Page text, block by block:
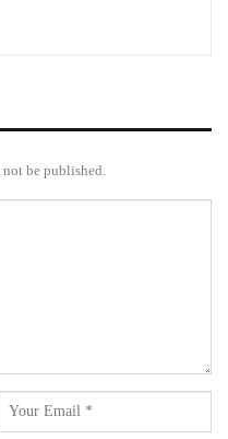
be published.